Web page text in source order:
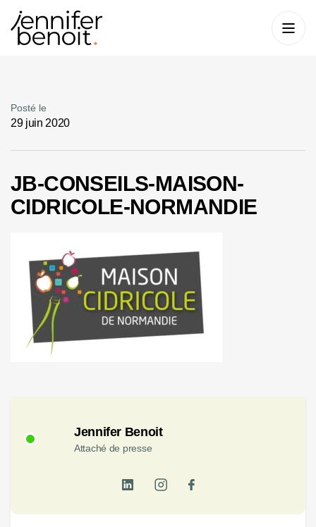
Posté le
29 juin 2020
JB-CONSEILS-MAISON-
CIDRICOLE-NORMANDIE
Jennifer Benoit
Attaché de presse